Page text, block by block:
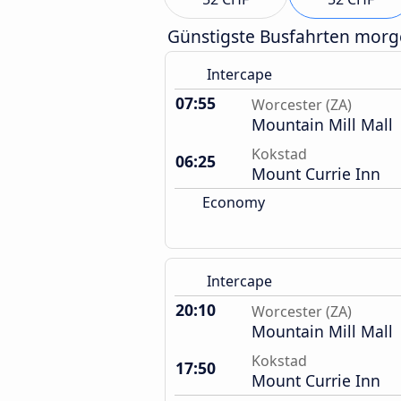
Günstigste Busfahrten
Intercape
07:55 Worcester (ZA)
Mountain Mill Mall
06:25
Kokstad
Mount Currie Inn
Economy
Intercape
20:10 Worcester (ZA)
Mountain Mill Mall
17:50
Kokstad
Mount Currie Inn